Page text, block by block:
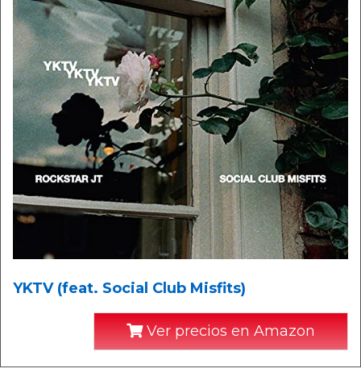
YKTV (feat. Social Club Misfits)
Ver precios en Amazon